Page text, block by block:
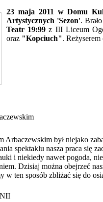
23 maja 2011 w Domu
Artystycznych 'Sezon'.
Teatr 19:99 z III Liceum
oraz "Kopciuch".
Arbaczewskim był niejako
spektaklu nasza praca się
i niekiedy nawet pogoda,
Dzisiaj można obejrzeć
w ten sposób zbliżać się do